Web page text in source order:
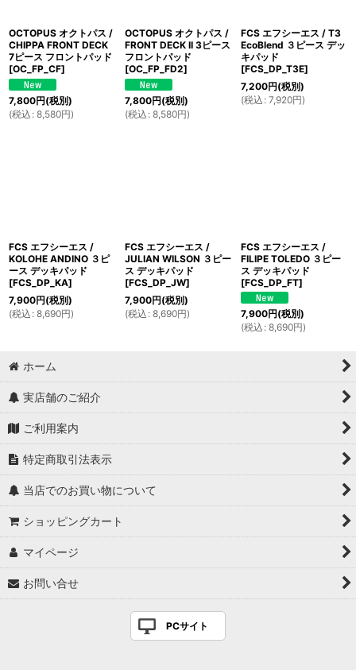
OCTOPUS オクトパス /
CHIPPA FRONT DECK
7ピース フロントパッド
[OC_FP_CF]
7,800円(税別)
(税込 : 8,580円)
OCTOPUS オクトパス /
FRONT DECK II 3ピース
フロントパッド
[OC_FP_FD2]
7,800円(税別)
(税込 : 8,580円)
FCS エフシーエス / T3
EcoBlend ３ピース デッ
キパッド
[FCS_DP_T3E]
7,200円(税別)
(税込 : 7,920円)
FCS エフシーエス /
KOLOHE ANDINO ３ピ
ース デッキパッド
[FCS_DP_KA]
7,900円(税別)
(税込 : 8,690円)
FCS エフシーエス /
JULIAN WILSON ３ピー
ス デッキパッド
[FCS_DP_JW]
7,900円(税別)
(税込 : 8,690円)
FCS エフシーエス /
FILIPE TOLEDO ３ピー
ス デッキパッド
[FCS_DP_FT]
7,900円(税別)
(税込 : 8,690円)
ホーム
実店舗のご紹介
ご利用案内
特定商取引法表示
当店でのお買い物について
ショッピングカート
マイページ
お問い合せ
PCサイト